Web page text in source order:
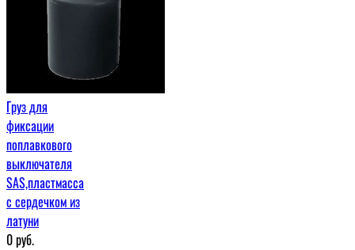
Груз для
фиксации
поплавкового
выключателя
SAS,пластмасса
с сердечком из
латуни
0руб.